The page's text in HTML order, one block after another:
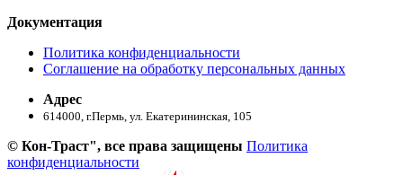
Документация
Политика конфиденциальности
Соглашение на обработку персональных данных
Адрес
614000, г.Пермь, ул. ​Екатерининская, 105
© Кон-Траст", все права защищены Политика
конфиденциальности